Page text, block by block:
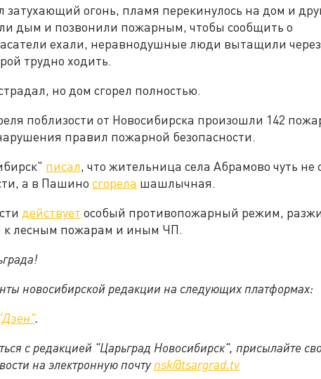
затухающий огонь, пламя перекинулось на дом и
дым и позвонили пожарным, чтобы сообщить о
ехали, неравнодушные люди вытащили
трудно ходить.
но дом сгорел полностью.
поблизости от Новосибирска произошли 142
правил пожарной безопасности.
писал, что жительница села Абрамово чуть не
а в Пашино сгорела шашлычная.
действует особый противопожарный режим,
к лесным пожарам и иным ЧП.
новосибирской редакции на следующих платформах:
.
с редакцией "Царьград Новосибирск", присылайте
на электронную почту nsk@tsargrad.tv